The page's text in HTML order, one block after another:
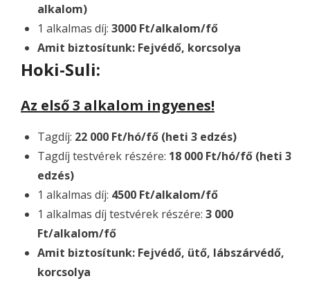
alkalom)
1 alkalmas díj: 3000 Ft/alkalom/fő
Amit biztosítunk: Fejvédő, korcsolya
Hoki-Suli:
Az első 3 alkalom ingyenes!
Tagdíj: 22 000 Ft/hó/fő (heti 3 edzés)
Tagdíj testvérek részére: 18 000 Ft/hó/fő (heti 3
edzés)
1 alkalmas díj: 4500 Ft/alkalom/fő
1 alkalmas díj testvérek részére: 3 000
Ft/alkalom/fő
Amit biztosítunk: Fejvédő, ütő, lábszárvédő,
korcsolya